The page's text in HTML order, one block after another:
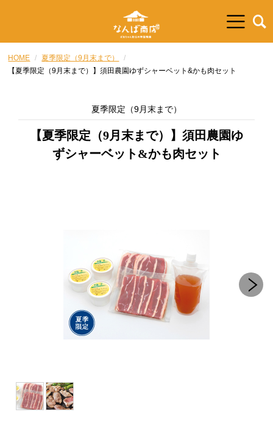
HOME
夏季限定（9月末まで）
【夏季限定（9月末まで）】須田農園ゆずシャーベット&かも肉セット
夏季限定（9月末まで）
【夏季限定（9月末まで）】須田農園ゆ
ずシャーベット&かも肉セット